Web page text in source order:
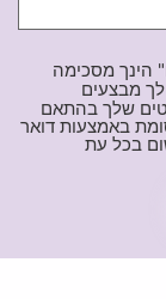
הינך מסכימה
לך מבצעים
שלך בהתאם
באמצעות דואר